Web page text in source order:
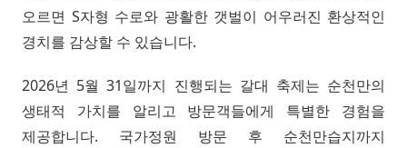
오르면 S자형 수로와 광활한 갯벌이 어우러진 환상적인
경치를 감상할 수 있습니다.
2026년 5월 31일까지 진행되는 갈대 축제는 순천만의
생태적 가치를 알리고 방문객들에게 특별한 경험을
제공합니다. 국가정원 방문 후 순천만습지까지